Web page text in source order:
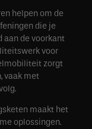
helpen om de
die je
aan de voorkant
voor
zorgt
vaak met
maakt het
oplossingen.